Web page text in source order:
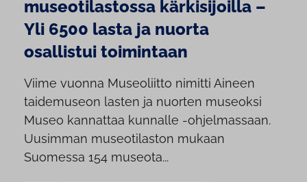
museotilastossa kärkisijoilla –
Yli 6500 lasta ja nuorta
osallistui toimintaan
Viime vuonna Museoliitto nimitti Aineen
taidemuseon lasten ja nuorten museoksi
Museo kannattaa kunnalle -ohjelmassaan.
Uusimman museotilaston mukaan
Suomessa 154 museota...